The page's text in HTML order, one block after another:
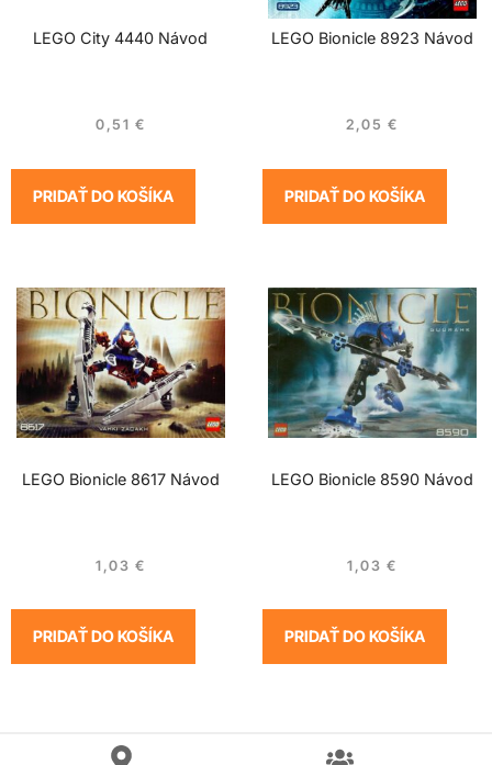
LEGO City 4440 Návod
0,51 €
PRIDAŤ DO KOŠÍKA
LEGO Bionicle 8923 Návod
2,05 €
PRIDAŤ DO KOŠÍKA
LEGO Bionicle 8617 Návod
1,03 €
PRIDAŤ DO KOŠÍKA
LEGO Bionicle 8590 Návod
1,03 €
PRIDAŤ DO KOŠÍKA